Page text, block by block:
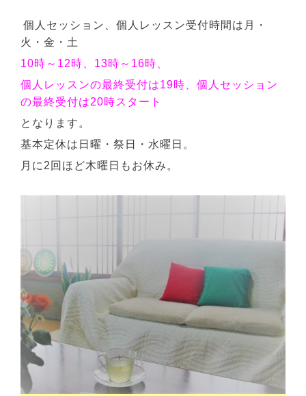
個人セッション、個人レッスン受付時間は月・
火・金・土
10時～12時、13時～16時、
個人レッスンの最終受付は19時、個人セッション
の最終受付は20時スタート
となります。
基本定休は日曜・祭日・水曜日。
月に2回ほど木曜日もお休み。